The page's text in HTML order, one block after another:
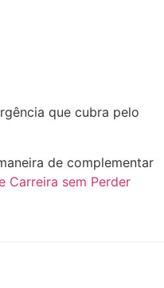
que cubra pelo
de complementar
Carreira sem Perder